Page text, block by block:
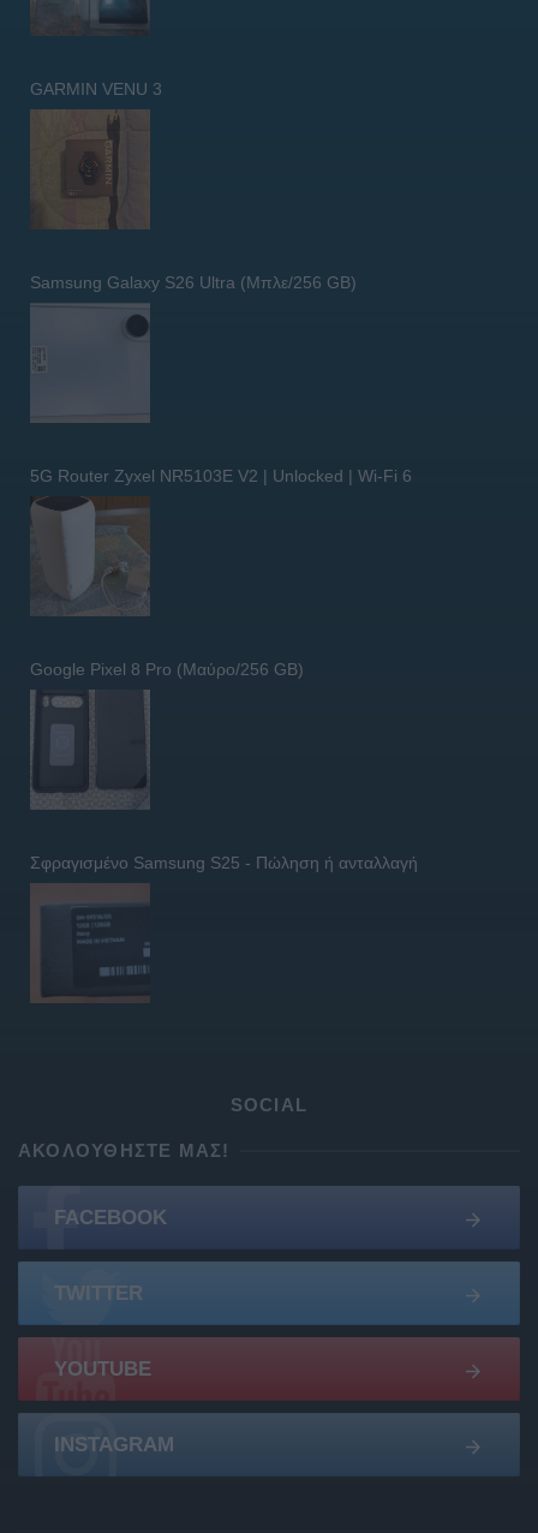
GARMIN VENU 3
Samsung Galaxy S26 Ultra (Μπλε/256 GB)
5G Router Zyxel NR5103E V2 | Unlocked | Wi-Fi 6
Google Pixel 8 Pro (Μαύρο/256 GB)
Σφραγισμένο Samsung S25 - Πώληση ή ανταλλαγή
SOCIAL
ΑΚΟΛΟΥΘΉΣΤΕ ΜΑΣ!
FACEBOOK
TWITTER
YOUTUBE
INSTAGRAM